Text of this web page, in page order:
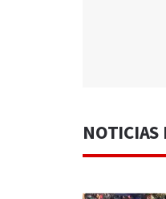
NOTICIAS